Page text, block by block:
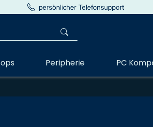
persönlicher Telefonsupport
Peripherie PC